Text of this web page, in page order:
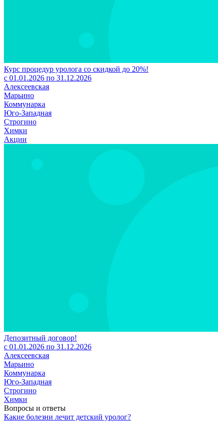
Курс процедур уролога со скидкой до 20%!
с 01.01.2026 по 31.12.2026
Алексеевская
Марьино
Коммунарка
Юго-Западная
Строгино
Химки
Акции
Депозитный договор!
с 01.01.2026 по 31.12.2026
Алексеевская
Марьино
Коммунарка
Юго-Западная
Строгино
Химки
Вопросы и ответы
Какие болезни лечит детский уролог?